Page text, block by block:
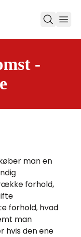
open
-
man en
forhold,
forhold, hvad
man
hvis den ene